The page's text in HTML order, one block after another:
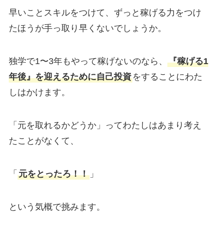
早いことスキルをつけて、ずっと稼げる力をつけ
たほうが手っ取り早くないでしょうか。
独学で1〜3年もやって稼げないのなら、 『稼げる1
年後』を迎えるために自己投資をすることにわた
しはかけます。
「元を取れるかどうか」ってわたしはあまり考え
たことがなくて、
「 元をとったろ！！」
という気概で挑みます。